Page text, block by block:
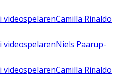
i videospelarenCamilla Rinaldo
i videospelarenNiels Paarup-
i videospelarenCamilla Rinaldo